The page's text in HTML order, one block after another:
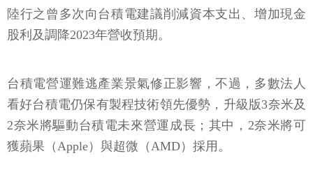
陸行之曾多次向台積電建議削減資本支出、增加現金
股利及調降2023年營收預期。
台積電營運難逃產業景氣修正影響，不過，多數法人
看好台積電仍保有製程技術領先優勢，升級版3奈米及
2奈米將驅動台積電未來營運成長；其中，2奈米將可
獲蘋果（Apple）與超微（AMD）採用。